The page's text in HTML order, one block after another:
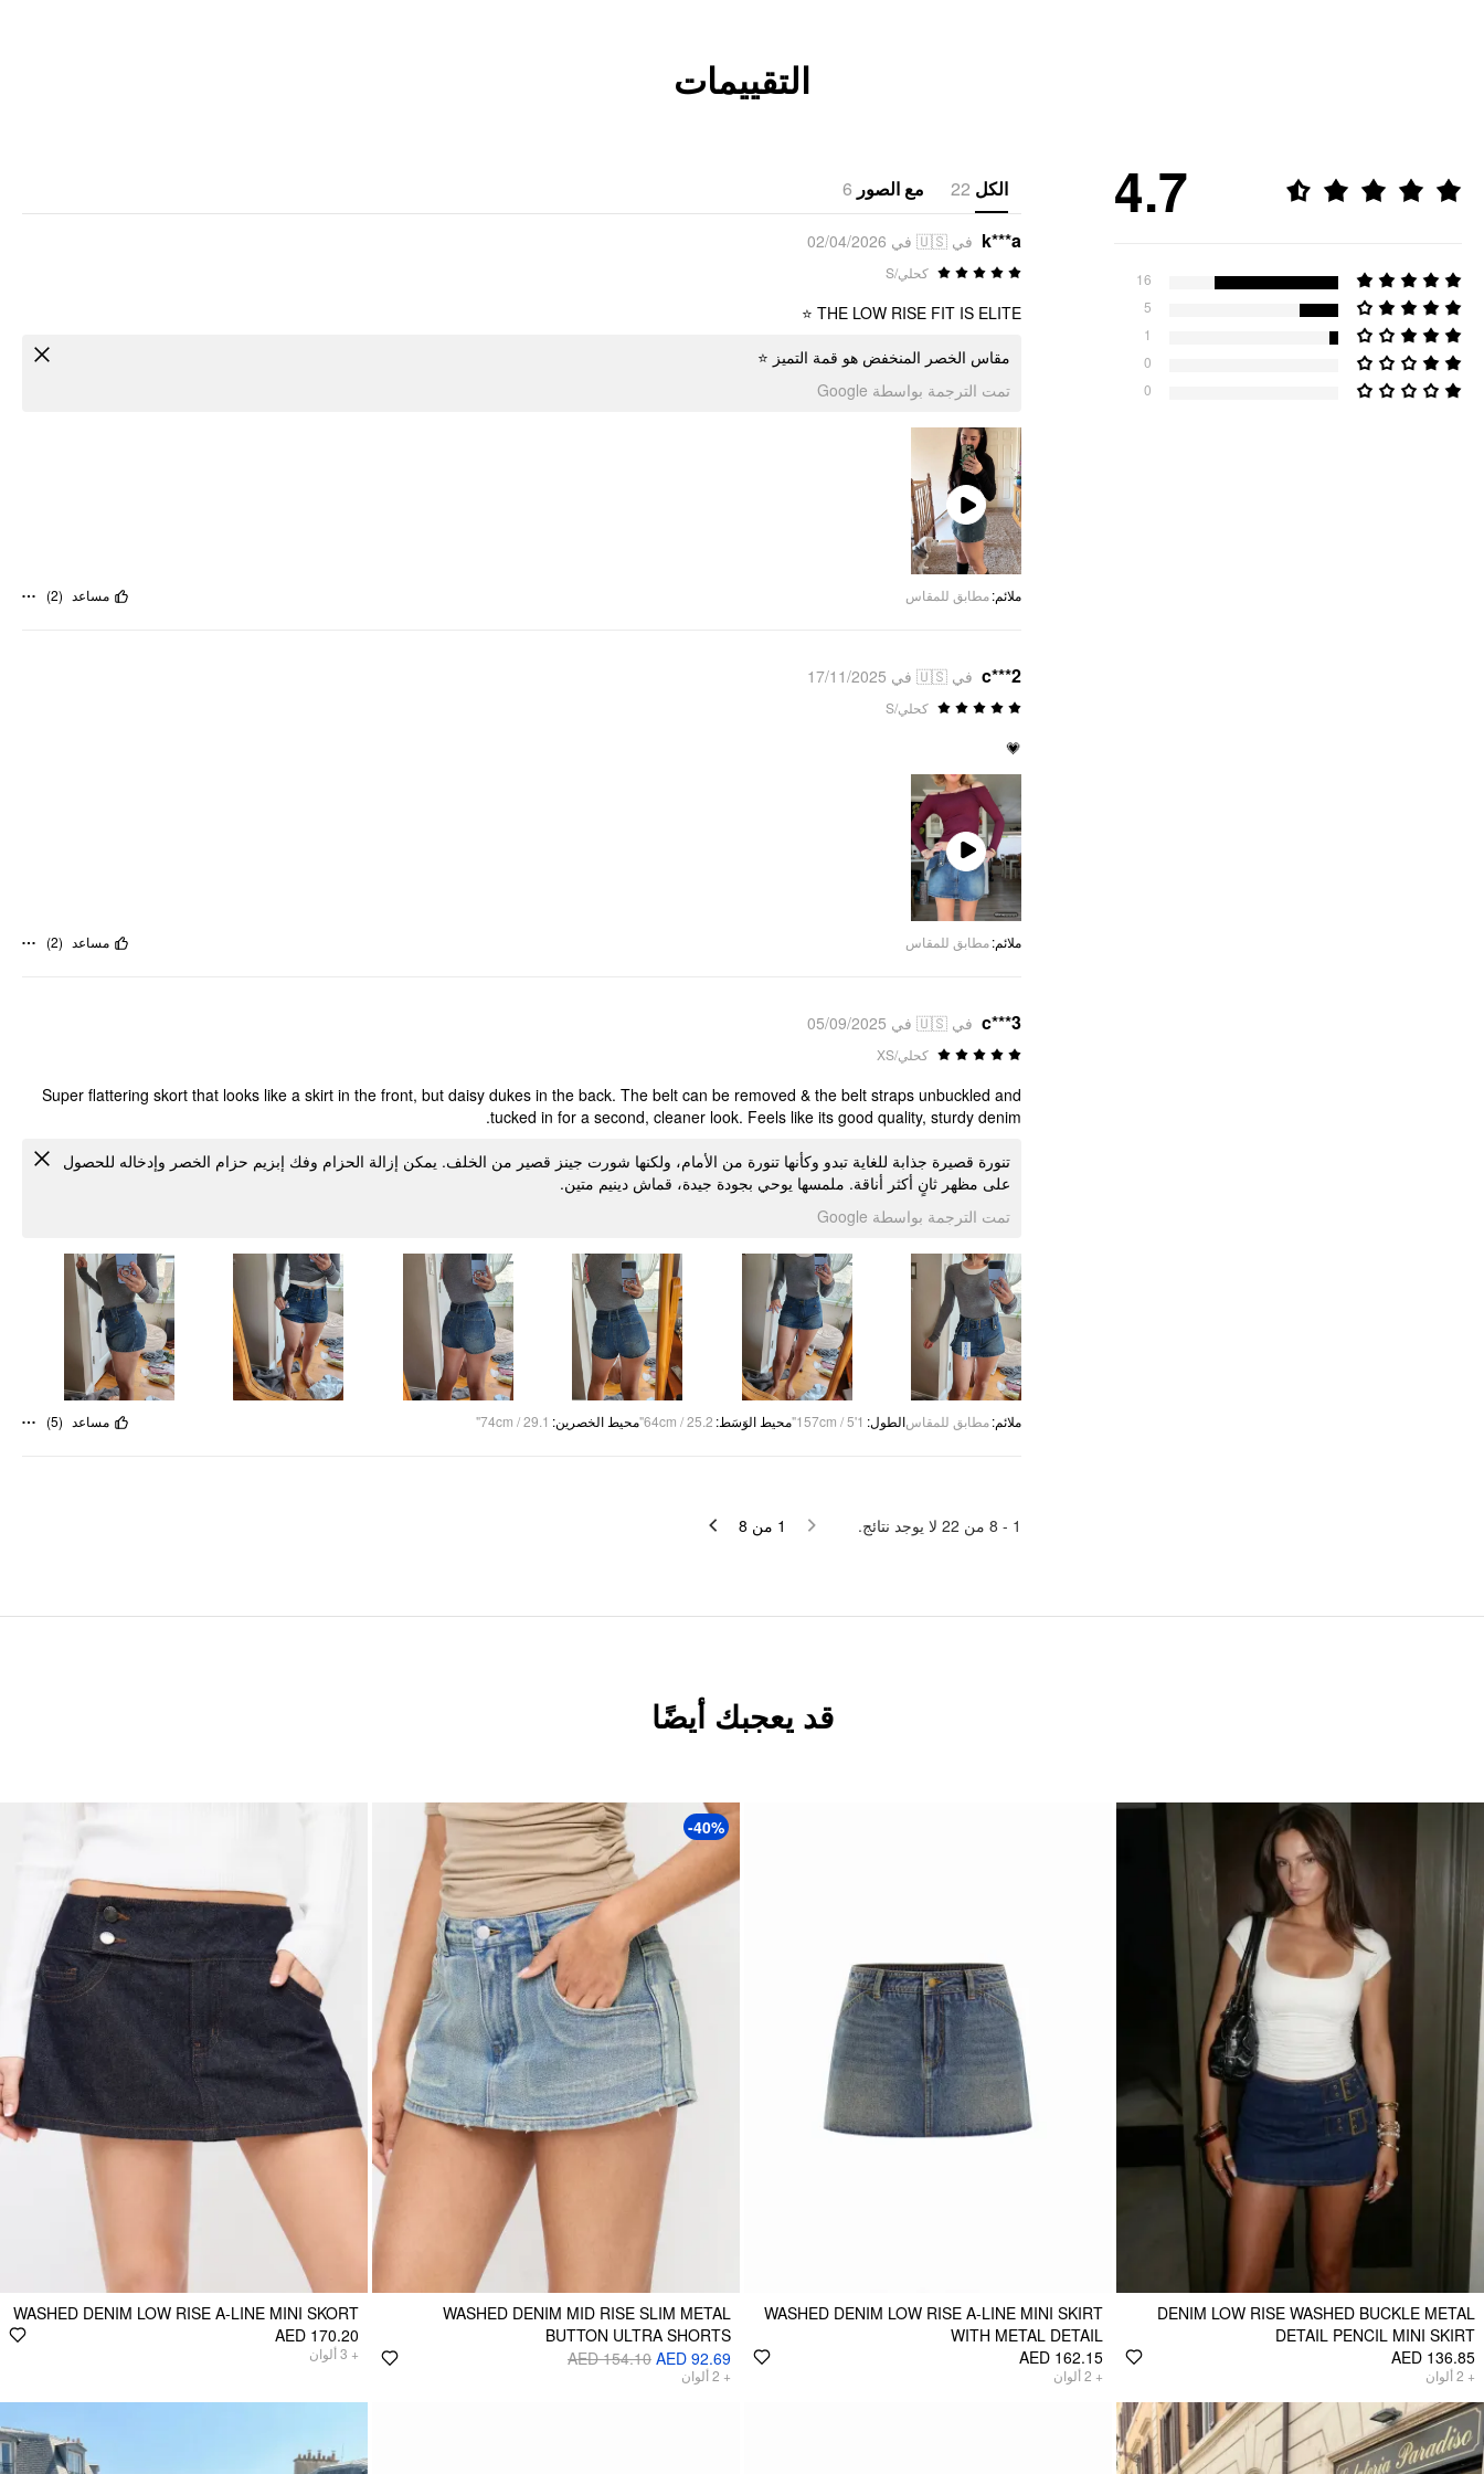
التقييمات
4.7
16
5
1
0
0
الكل 22 مع الصور 6
k***a في 🇺🇸 في 02/04/2026
كحلي/S
THE LOW RISE FIT IS ELITE ⭐
مقاس الخصر المنخفض هو قمة التميز ⭐
تمت الترجمة بواسطة Google
Play
Video
ملائم:مطابق للمقاس مساعد (
2
)
c***2 في 🇺🇸 في 17/11/2025
كحلي/S
💗
Play
Video
ملائم:مطابق للمقاس مساعد (
2
)
c***3 في 🇺🇸 في 05/09/2025
كحلي/XS
Super flattering skort that looks like a skirt in the front, but daisy dukes in the back. The belt can be removed & the belt straps unbuckled and
tucked in for a second, cleaner look. Feels like its good quality, sturdy denim.
تنورة قصيرة جذابة للغاية تبدو وكأنها تنورة من الأمام، ولكنها شورت جينز قصير من الخلف. يمكن إزالة الحزام وفك إبزيم حزام الخصر وإدخاله للحصول
على مظهر ثانٍ أكثر أناقة. ملمسها يوحي بجودة جيدة، قماش دينيم متين.
تمت الترجمة بواسطة Google
ملائم:مطابق للمقاسالطول:
157cm / 5'1" محيط الوَسَط:
64cm / 25.2" محيط الخصرين:
74cm / 29.1" مساعد (
5
)
1 -
8 من 22 لا يوجد نتائج. 1 من 8
قد يعجبك أيضًا
DENIM LOW RISE WASHED BUCKLE METAL
DETAIL PENCIL MINI SKIRT
AED 136.85
+
2ألوان
WASHED DENIM LOW RISE A-LINE MINI SKIRT
WITH METAL DETAIL
AED 162.15
+
2ألوان
-40%
WASHED DENIM MID RISE SLIM METAL
BUTTON ULTRA SHORTS
AED 92.69
AED 154.10
+
2ألوان
WASHED DENIM LOW RISE A-LINE MINI SKORT
AED 170.20
+
3ألوان